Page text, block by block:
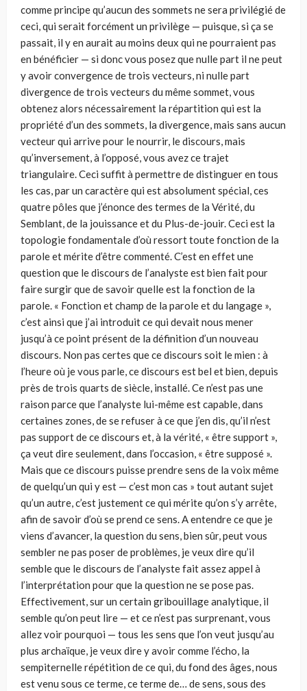
comme principe qu’aucun des sommets ne sera privilégié de
ceci, qui serait forcément un privilège — puisque, si ça se
passait, il y en aurait au moins deux qui ne pourraient pas
en bénéficier — si donc vous posez que nulle part il ne peut
y avoir convergence de trois vecteurs, ni nulle part
divergence de trois vecteurs du même sommet, vous
obtenez alors nécessairement la répartition qui est la
propriété d’un des sommets, la divergence, mais sans aucun
vecteur qui arrive pour le nourrir, le discours, mais
qu’inversement, à l’opposé, vous avez ce trajet
triangulaire. Ceci suffit à permettre de distinguer en tous
les cas, par un caractère qui est absolument spécial, ces
quatre pôles que j’énonce des termes de la Vérité, du
Semblant, de la jouissance et du Plus-de-jouir. Ceci est la
topologie fondamentale d’où ressort toute fonction de la
parole et mérite d’être commenté. C’est en effet une
question que le discours de l’analyste est bien fait pour
faire surgir que de savoir quelle est la fonction de la
parole. « Fonction et champ de la parole et du langage »,
c’est ainsi que j’ai introduit ce qui devait nous mener
jusqu’à ce point présent de la définition d’un nouveau
discours. Non pas certes que ce discours soit le mien : à
l’heure où je vous parle, ce discours est bel et bien, depuis
près de trois quarts de siècle, installé. Ce n’est pas une
raison parce que l’analyste lui-même est capable, dans
certaines zones, de se refuser à ce que j’en dis, qu’il n’est
pas support de ce discours et, à la vérité, « être support »,
ça veut dire seulement, dans l’occasion, « être supposé ».
Mais que ce discours puisse prendre sens de la voix même
de quelqu’un qui y est — c’est mon cas » tout autant sujet
qu’un autre, c’est justement ce qui mérite qu’on s’y arrête,
afin de savoir d’où se prend ce sens. A entendre ce que je
viens d’avancer, la question du sens, bien sûr, peut vous
sembler ne pas poser de problèmes, je veux dire qu’il
semble que le discours de l’analyste fait assez appel à
l’interprétation pour que la question ne se pose pas.
Effectivement, sur un certain gribouillage analytique, il
semble qu’on peut lire — et ce n’est pas surprenant, vous
allez voir pourquoi — tous les sens que l’on veut jusqu’au
plus archaïque, je veux dire y avoir comme l’écho, la
sempiternelle répétition de ce qui, du fond des âges, nous
est venu sous ce terme, ce terme de… de sens, sous des